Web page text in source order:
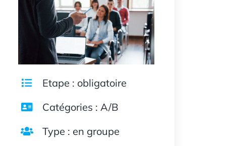
Etape : obligatoire
Catégories : A/B
Type : en groupe